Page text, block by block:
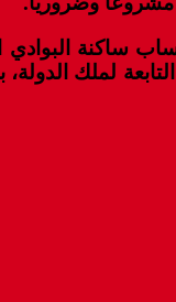
ساكنة
لملك